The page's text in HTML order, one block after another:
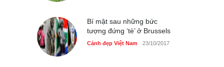
Bí mật sau những bức
tượng đứng ‘tè’ ở Brussels
Cảnh đẹp Việt Nam 23/10/2017